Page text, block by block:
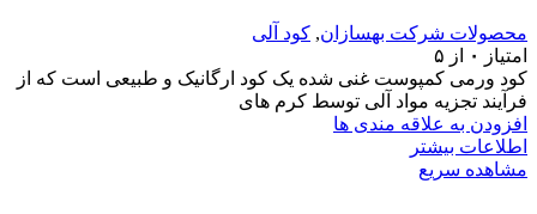
محصولات شرکت بهسازان, کود آلی
امتیاز
۰
از ۵
کود ورمی کمپوست غنی شده یک کود ارگانیک و طبیعی است که از
فرآیند تجزیه مواد آلی توسط کرم‌ های
افزودن به علاقه مندی ها
اطلاعات بیشتر
مشاهده سریع